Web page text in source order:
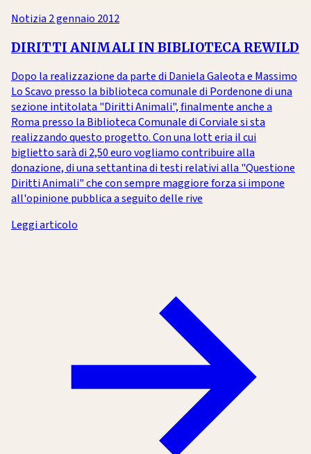
Notizia 2 gennaio 2012
DIRITTI ANIMALI IN BIBLIOTECA REWILD
Dopo la realizzazione da parte di Daniela Galeota e Massimo
Lo Scavo presso la biblioteca comunale di Pordenone di una
sezione intitolata "Diritti Animali", finalmente anche a
Roma presso la Biblioteca Comunale di Corviale si sta
realizzando questo progetto. Con una lott eria il cui
biglietto sarà di 2,50 euro vogliamo contribuire alla
donazione, di una settantina di testi relativi alla "Questione
Diritti Animali" che con sempre maggiore forza si impone
all'opinione pubblica a seguito delle rive
Leggi articolo